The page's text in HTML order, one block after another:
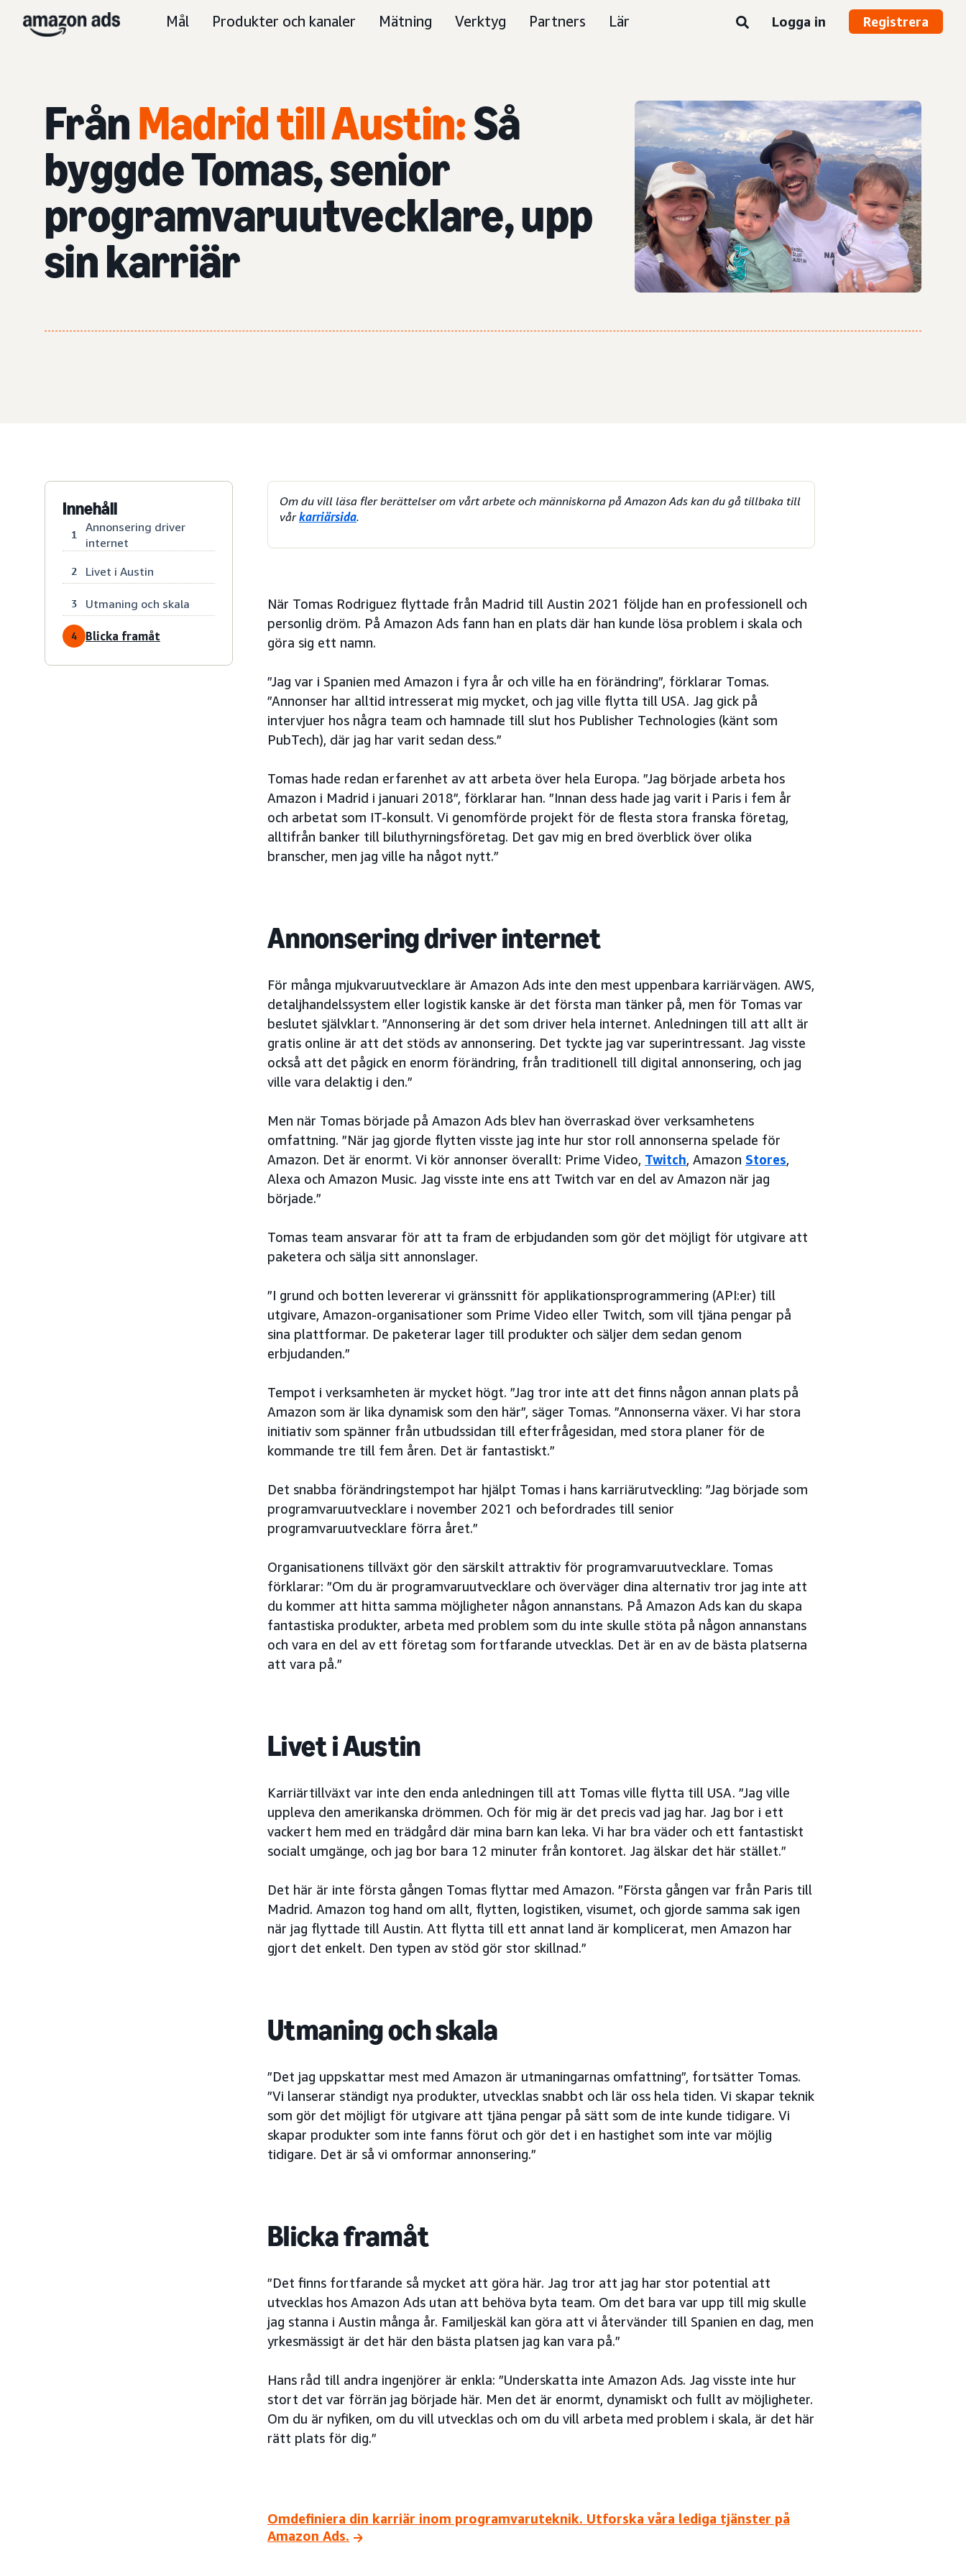
Mål Produkter och kanaler Mätning Verktyg Partners Lär Logga in Registrera
FrånMadrid till Austin:Så
byggde Tomas, senior
programvaruutvecklare, upp
sin karriär
Innehåll
1
Annonsering driver
internet
2 Livet i Austin
3 Utmaning och skala
4 Blicka framåt
Om du vill läsa fler berättelser om vårt arbete och människorna på Amazon Ads kan du gå tillbaka till
vårkarriärsida.
När Tomas Rodriguez flyttade från Madrid till Austin 2021 följde han en professionell och
personlig dröm. På Amazon Ads fann han en plats där han kunde lösa problem i skala och
göra sig ett namn.
”Jag var i Spanien med Amazon i fyra år och ville ha en förändring”, förklarar Tomas.
”Annonser har alltid intresserat mig mycket, och jag ville flytta till USA. Jag gick på
intervjuer hos några team och hamnade till slut hos Publisher Technologies (känt som
PubTech), där jag har varit sedan dess.”
Tomas hade redan erfarenhet av att arbeta över hela Europa. ”Jag började arbeta hos
Amazon i Madrid i januari 2018”, förklarar han. ”Innan dess hade jag varit i Paris i fem år
och arbetat som IT-konsult. Vi genomförde projekt för de flesta stora franska företag,
alltifrån banker till biluthyrningsföretag. Det gav mig en bred överblick över olika
branscher, men jag ville ha något nytt.”
Annonsering driver internet
För många mjukvaruutvecklare är Amazon Ads inte den mest uppenbara karriärvägen. AWS,
detaljhandelssystem eller logistik kanske är det första man tänker på, men för Tomas var
beslutet självklart. ”Annonsering är det som driver hela internet. Anledningen till att allt är
gratis online är att det stöds av annonsering. Det tyckte jag var superintressant. Jag visste
också att det pågick en enorm förändring, från traditionell till digital annonsering, och jag
ville vara delaktig i den.”
Men när Tomas började på Amazon Ads blev han överraskad över verksamhetens
omfattning. ”När jag gjorde flytten visste jag inte hur stor roll annonserna spelade för
Amazon. Det är enormt. Vi kör annonser överallt: Prime Video, Twitch, Amazon Stores,
Alexa och Amazon Music. Jag visste inte ens att Twitch var en del av Amazon när jag
började.”
Tomas team ansvarar för att ta fram de erbjudanden som gör det möjligt för utgivare att
paketera och sälja sitt annonslager.
”I grund och botten levererar vi gränssnitt för applikationsprogrammering (API:er) till
utgivare, Amazon-organisationer som Prime Video eller Twitch, som vill tjäna pengar på
sina plattformar. De paketerar lager till produkter och säljer dem sedan genom
erbjudanden.”
Tempot i verksamheten är mycket högt. ”Jag tror inte att det finns någon annan plats på
Amazon som är lika dynamisk som den här”, säger Tomas. ”Annonserna växer. Vi har stora
initiativ som spänner från utbudssidan till efterfrågesidan, med stora planer för de
kommande tre till fem åren. Det är fantastiskt.”
Det snabba förändringstempot har hjälpt Tomas i hans karriärutveckling: ”Jag började som
programvaruutvecklare i november 2021 och befordrades till senior
programvaruutvecklare förra året.”
Organisationens tillväxt gör den särskilt attraktiv för programvaruutvecklare. Tomas
förklarar: ”Om du är programvaruutvecklare och överväger dina alternativ tror jag inte att
du kommer att hitta samma möjligheter någon annanstans. På Amazon Ads kan du skapa
fantastiska produkter, arbeta med problem som du inte skulle stöta på någon annanstans
och vara en del av ett företag som fortfarande utvecklas. Det är en av de bästa platserna
att vara på.”
Livet i Austin
Karriärtillväxt var inte den enda anledningen till att Tomas ville flytta till USA. ”Jag ville
uppleva den amerikanska drömmen. Och för mig är det precis vad jag har. Jag bor i ett
vackert hem med en trädgård där mina barn kan leka. Vi har bra väder och ett fantastiskt
socialt umgänge, och jag bor bara 12 minuter från kontoret. Jag älskar det här stället.”
Det här är inte första gången Tomas flyttar med Amazon. ”Första gången var från Paris till
Madrid. Amazon tog hand om allt, flytten, logistiken, visumet, och gjorde samma sak igen
när jag flyttade till Austin. Att flytta till ett annat land är komplicerat, men Amazon har
gjort det enkelt. Den typen av stöd gör stor skillnad.”
Utmaning och skala
”Det jag uppskattar mest med Amazon är utmaningarnas omfattning”, fortsätter Tomas.
”Vi lanserar ständigt nya produkter, utvecklas snabbt och lär oss hela tiden. Vi skapar teknik
som gör det möjligt för utgivare att tjäna pengar på sätt som de inte kunde tidigare. Vi
skapar produkter som inte fanns förut och gör det i en hastighet som inte var möjlig
tidigare. Det är så vi omformar annonsering.”
Blicka framåt
”Det finns fortfarande så mycket att göra här. Jag tror att jag har stor potential att
utvecklas hos Amazon Ads utan att behöva byta team. Om det bara var upp till mig skulle
jag stanna i Austin många år. Familjeskäl kan göra att vi återvänder till Spanien en dag, men
yrkesmässigt är det här den bästa platsen jag kan vara på.”
Hans råd till andra ingenjörer är enkla: ”Underskatta inte Amazon Ads. Jag visste inte hur
stort det var förrän jag började här. Men det är enormt, dynamiskt och fullt av möjligheter.
Om du är nyfiken, om du vill utvecklas och om du vill arbeta med problem i skala, är det här
rätt plats för dig.”
Omdefiniera din karriär inom programvaruteknik. Utforska våra lediga tjänster på
Amazon Ads.